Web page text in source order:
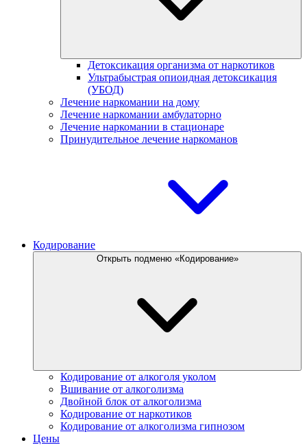
Детоксикация организма от наркотиков
Ультрабыстрая опиоидная детоксикация
(УБОД)
Лечение наркомании на дому
Лечение наркомании амбулаторно
Лечение наркомании в стационаре
Принудительное лечение наркоманов
Кодирование
Открыть подменю «Кодирование»
Кодирование от алкоголя уколом
Вшивание от алкоголизма
Двойной блок от алкоголизма
Кодирование от наркотиков
Кодирование от алкоголизма гипнозом
Цены